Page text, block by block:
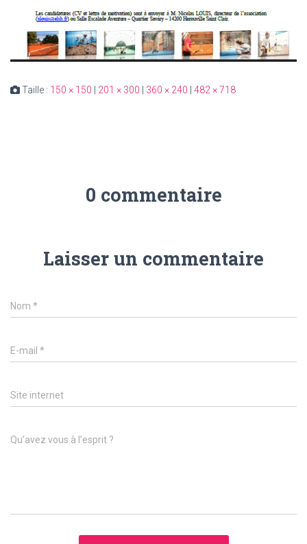
Taille : 150 × 150 201 × 300 360 × 240 482 × 718
0 commentaire
Laisser un commentaire
Nom *
E-mail *
Site internet
Qu’avez vous à l’esprit ?